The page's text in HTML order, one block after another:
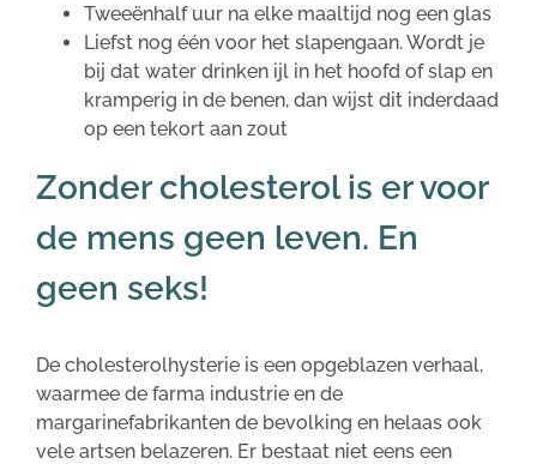
Tweeënhalf uur na elke maaltijd nog een glas
Liefst nog één voor het slapengaan. Wordt je
bij dat water drinken ijl in het hoofd of slap en
kramperig in de benen, dan wijst dit inderdaad
op een tekort aan zout
Zonder cholesterol is er voor
de mens geen leven. En
geen seks!
De cholesterolhysterie is een opgeblazen verhaal,
waarmee de farma industrie en de
margarinefabrikanten de bevolking en helaas ook
vele artsen belazeren. Er bestaat niet eens een